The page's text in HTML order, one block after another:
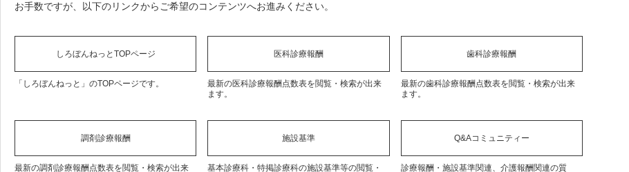
お手数ですが、以下のリンクからご希望のコンテンツへお進みください。
しろぼんねっとTOPページ
「しろぼんねっと」のTOPページです。
医科診療報酬
最新の医科診療報酬点数表を閲覧・検索が出来
ます。
歯科診療報酬
最新の歯科診療報酬点数表を閲覧・検索が出来
ます。
調剤診療報酬
最新の調剤診療報酬点数表を閲覧・検索が出来
施設基準
基本診療科・特掲診療科の施設基準等の閲覧・
Q&Aコミュニティー
診療報酬・施設基準関連、介護報酬関連の質